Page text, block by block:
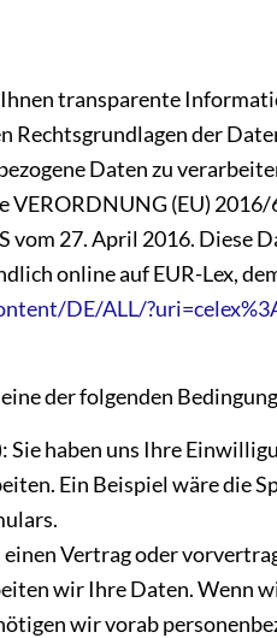
transparente
Rechtsgrundlagen der
Daten zu
VERORDNUNG (EU) 2016/
vom 27. April 2016. Diese
online auf EUR-Lex,
DE/ALL/
der folgenden
haben uns Ihre
Ein Beispiel wäre die
Vertrag oder
wir Ihre Daten. Wenn
wir vorab